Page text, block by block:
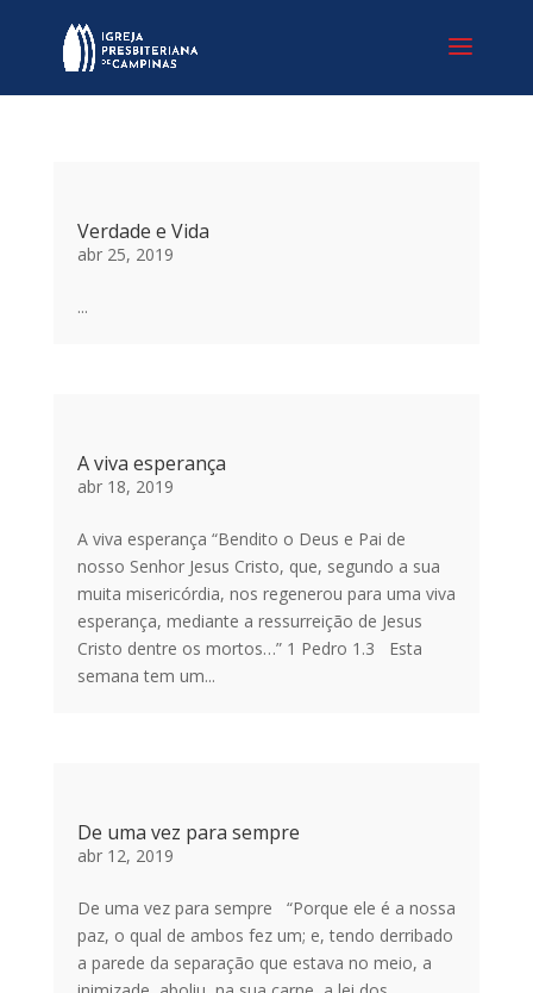
Verdade e Vida
abr 25, 2019
...
A viva esperança
abr 18, 2019
A viva esperança “Bendito o Deus e Pai de
nosso Senhor Jesus Cristo, que, segundo a sua
muita misericórdia, nos regenerou para uma viva
esperança, mediante a ressurreição de Jesus
Cristo dentre os mortos…” 1 Pedro 1.3 Esta
semana tem um...
De uma vez para sempre
abr 12, 2019
De uma vez para sempre “Porque ele é a nossa
paz, o qual de ambos fez um; e, tendo derribado
a parede da separação que estava no meio, a